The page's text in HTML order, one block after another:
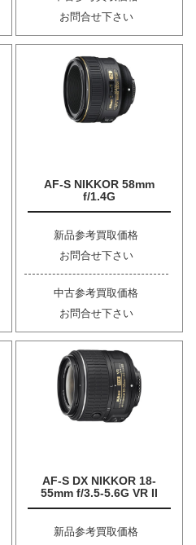
お問合せ下さい
AF-S NIKKOR 58mm
f/1.4G
新品参考買取価格
お問合せ下さい
中古参考買取価格
お問合せ下さい
AF-S DX NIKKOR 18-
55mm f/3.5-5.6G VR II
新品参考買取価格